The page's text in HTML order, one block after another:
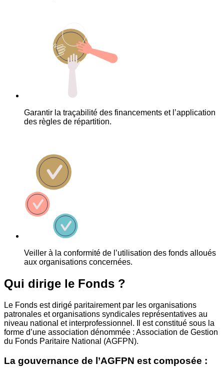
Garantir la traçabilité des financements et l’application
des règles de répartition.
Veiller à la conformité de l’utilisation des fonds alloués
aux organisations concernées.
Qui dirige le Fonds ?
Le Fonds est dirigé paritairement par les organisations
patronales et organisations syndicales représentatives au
niveau national et interprofessionnel. Il est constitué sous la
forme d’une association dénommée : Association de Gestion
du Fonds Paritaire National (AGFPN).
La gouvernance de l’AGFPN est composée :